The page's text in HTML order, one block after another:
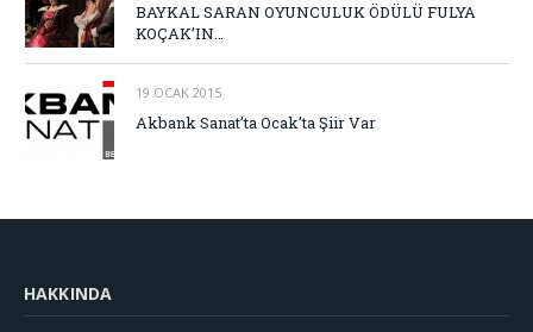
BAYKAL SARAN OYUNCULUK ÖDÜLÜ FULYA
KOÇAK’IN…
19 OCAK 2015
Akbank Sanat’ta Ocak’ta Şiir Var
HAKKINDA